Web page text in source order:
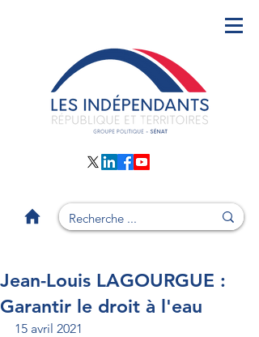
Jean-Louis LAGOURGUE :
Garantir le droit à l'eau
15 avril 2021